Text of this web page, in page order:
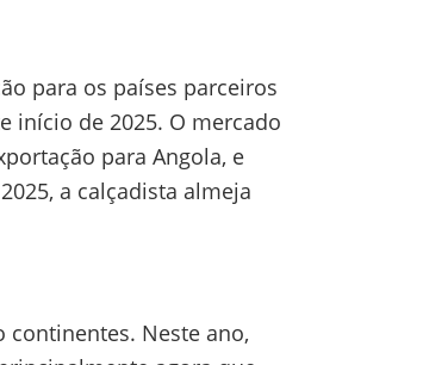
para os países parceiros
início de 2025. O mercado
para Angola, e
a calçadista almeja
continentes. Neste ano,